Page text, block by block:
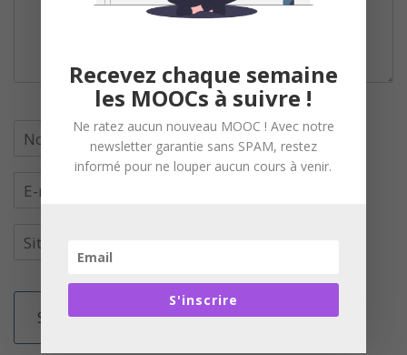
Recevez chaque semaine
les MOOCs à suivre !
Ne ratez aucun nouveau MOOC ! Avec notre
newsletter garantie sans SPAM, restez
informé pour ne louper aucun cours à venir.
S'inscrire